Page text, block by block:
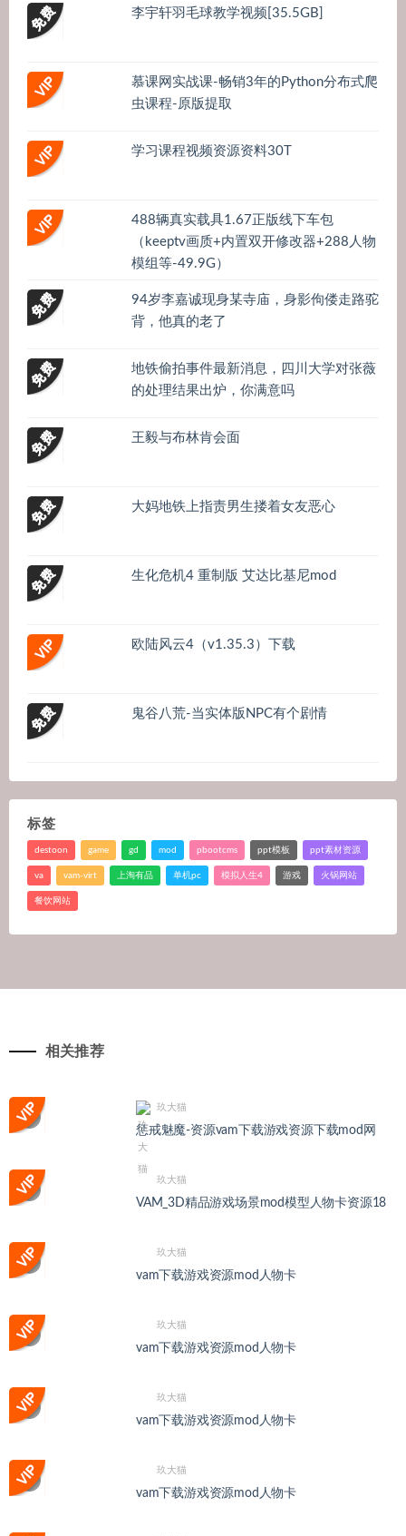
李宇轩羽毛球教学视频[35.5GB]
慕课网实战课-畅销3年的Python分布式爬
虫课程-原版提取
学习课程视频资源资料30T
488辆真实载具1.67正版线下车包
（keeptv画质+内置双开修改器+288人物
模组等-49.9G）
94岁李嘉诚现身某寺庙，身影佝偻走路驼
背，他真的老了
地铁偷拍事件最新消息，四川大学对张薇
的处理结果出炉，你满意吗
王毅与布林肯会面
大妈地铁上指责男生搂着女友恶心
生化危机4 重制版 艾达比基尼mod
欧陆风云4（v1.35.3）下载
鬼谷八荒-当实体版NPC有个剧情
标签
destoon game gd mod pbootcms ppt模板 ppt素材资源
va vam-virt 上淘有品 单机pc 模拟人生4 游戏 火锅网站
餐饮网站
相关推荐
玖大猫
惩戒魅魔-资源vam下载游戏资源下载mod网
玖大猫
VAM_3D精品游戏场景mod模型人物卡资源18
玖大猫
vam下载游戏资源mod人物卡
玖大猫
vam下载游戏资源mod人物卡
玖大猫
vam下载游戏资源mod人物卡
玖大猫
vam下载游戏资源mod人物卡